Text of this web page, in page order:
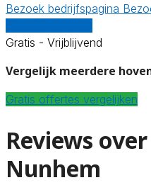
Bezoek bedrijfspagina
Gratis - Vrijblijvend
Vergelijk meerdere
Gratis offertes vergelijken
Reviews
Nunhem